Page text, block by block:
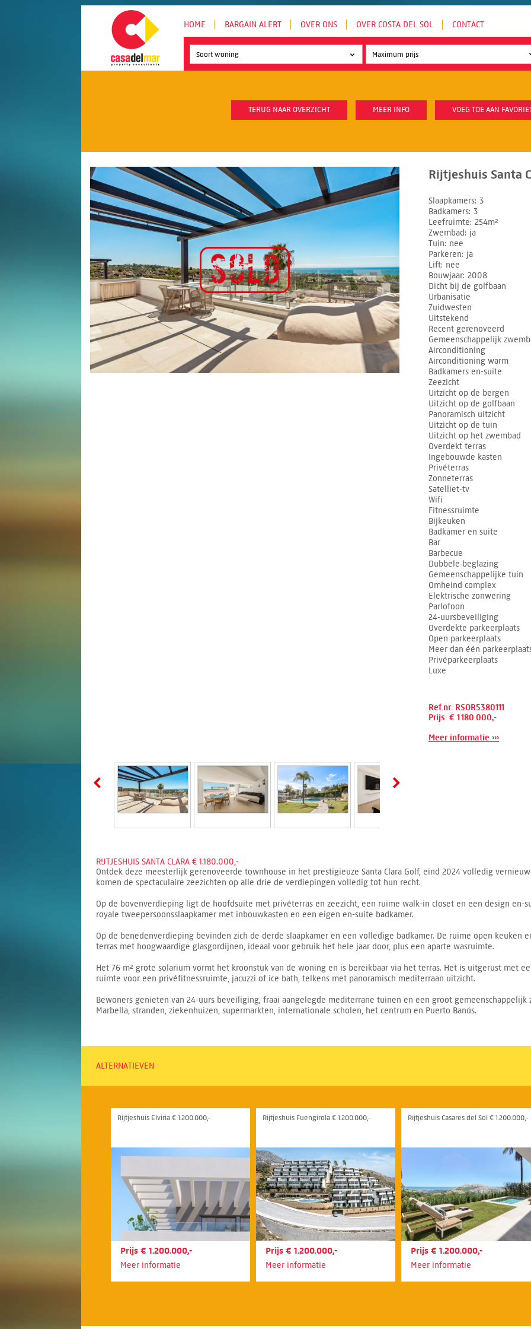
HOME BARGAIN ALERT OVER ONS OVER COSTA DEL SOL CONTACT
Soort woning
TERUG NAAR OVERZICHT MEER INFO VOEG TOE AAN
Rijtjeshuis Santa
Slaapkamers 3
Badkamers 3
Leefruimte 254m²
Zwembad
ja
Tuin nee
Parkeren ja
Lift nee
Bouwjaar 2008
Dicht bij de golfbaan
Urbanisatie
Zuidwesten
Uitstekend
Recent gerenoveerd
Gemeenschappelijk
Airconditioning
Airconditioning warm
Badkamers en-suite
Zeezicht
Uitzicht op de bergen
Uitzicht op de golfbaan
Panoramisch uitzicht
Uitzicht op de tuin
Uitzicht op het zwembad
Overdekt terras
Ingebouwde kasten
Privéterras
Zonneterras
Satelliet-tv
Wifi
Fitnessruimte
Bijkeuken
Badkamer en suite
Bar
Barbecue
Dubbele beglazing
Gemeenschappelijke tuin
Omheind complex
Elektrische zonwering
Parlofoon
24-uursbeveiliging
Overdekte parkeerplaats
Open parkeerplaats
Meer dan één
Privéparkeerplaats
Luxe
Ref.nr: RSOR5380111
Prijs: € 1.180.000,-
Meer informatie ›››
RIJTJESHUIS SANTA CLARA € 1.180.000,-
Ontdek deze meesterlijk gerenoveerde townhouse in het prestigieuze Santa Clara Golf, eind 2024 volledig
komen de spectaculaire zeezichten op alle drie de verdiepingen volledig tot hun recht.
Op de bovenverdieping ligt de hoofdsuite met privéterras en zeezicht, een ruime walk-in closet en een design en-
royale tweepersoonsslaapkamer met inbouwkasten en een eigen en-suite badkamer.
Op de benedenverdieping bevinden zich de derde slaapkamer en een volledige badkamer. De ruime open
terras met hoogwaardige glasgordijnen, ideaal voor gebruik het hele jaar door, plus een aparte wasruimte.
Het 76 m² grote solarium vormt het kroonstuk van de woning en is bereikbaar via het terras. Het is uitgerust met
ruimte voor een privéfitnessruimte, jacuzzi of ice bath, telkens met panoramisch mediterraan uitzicht.
Bewoners genieten van 24-uurs beveiliging, fraai aangelegde mediterrane tuinen en een groot gemeenschappelijk
Marbella, stranden, ziekenhuizen, supermarkten, internationale scholen, het centrum en Puerto Banús.
ALTERNATIEVEN
Rijtjeshuis Elviria € 1.200.000,-
Prijs € 1.200.000,-
Meer informatie
Rijtjeshuis Fuengirola € 1.200.000,-
Prijs € 1.200.000,-
Meer informatie
Rijtjeshuis Casares del Sol € 1.200.000,-
Prijs € 1.200.000,-
Meer informatie